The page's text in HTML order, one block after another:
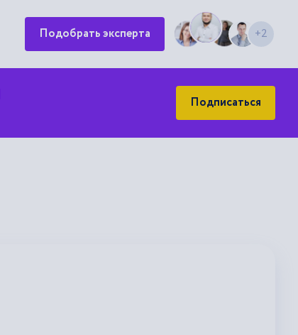
Подобрать эксперта +2
Подписаться